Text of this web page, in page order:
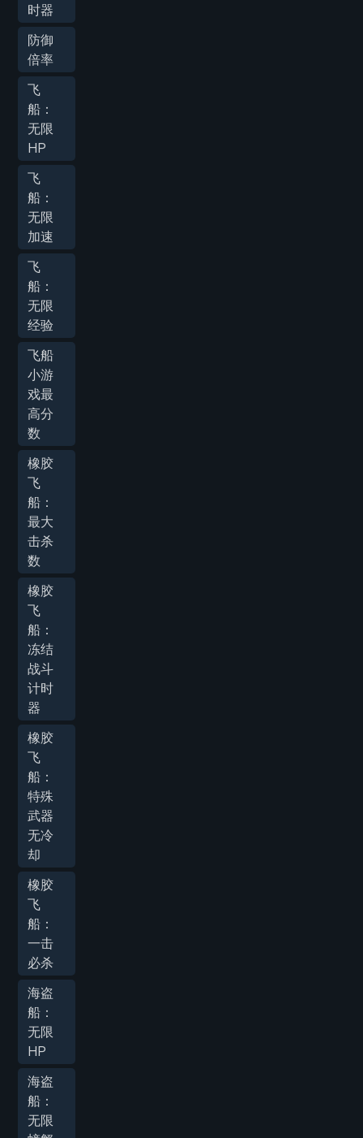
时器
防御
倍率
飞
船：
无限
HP
飞
船：
无限
加速
飞
船：
无限
经验
飞船
小游
戏最
高分
数
橡胶
飞
船：
最大
击杀
数
橡胶
飞
船：
冻结
战斗
计时
器
橡胶
飞
船：
特殊
武器
无冷
却
橡胶
飞
船：
一击
必杀
海盗
船：
无限
HP
海盗
船：
无限